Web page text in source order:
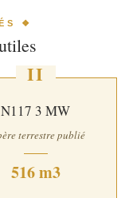
❖
II
N117 3 MW
terrestre publié
516 m3